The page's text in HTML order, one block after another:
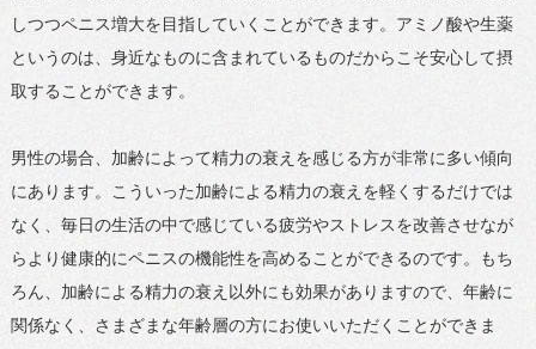
しつつペニス増大を目指していくことができます。アミノ酸や生薬
というのは、身近なものに含まれているものだからこそ安心して摂
取することができます。
男性の場合、加齢によって精力の衰えを感じる方が非常に多い傾向
にあります。こういった加齢による精力の衰えを軽くするだけでは
なく、毎日の生活の中で感じている疲労やストレスを改善させなが
らより健康的にペニスの機能性を高めることができるのです。もち
ろん、加齢による精力の衰え以外にも効果がありますので、年齢に
関係なく、さまざまな年齢層の方にお使いいただくことができま